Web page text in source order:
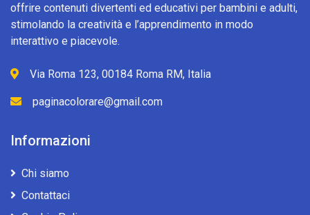
offrire contenuti divertenti ed educativi per bambini e adulti,
stimolando la creatività e l’apprendimento in modo
interattivo e piacevole.
Via Roma 123, 00184 Roma RM, Italia
paginacolorare@gmail.com
Informazioni
Chi siamo
Contattaci